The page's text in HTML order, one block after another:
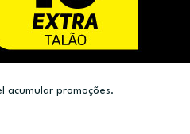
acumular promoções.